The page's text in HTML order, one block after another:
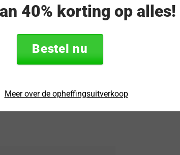
malen goedkoper uit!
Protector (2 st.)
40% korting op alles!
Bestel nu
Meer over de opheffingsuitverkoop